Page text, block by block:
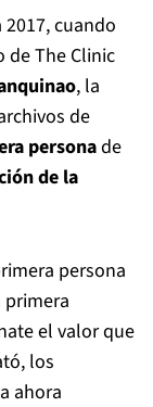
cuando
de The Clinic
, la
de
personade
de la
persona
el valor que
los
ahora